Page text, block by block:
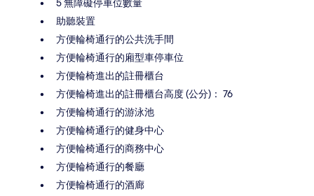
5 無障礙停車位數量
助聽裝置
方便輪椅通行的公共洗手間
方便輪椅通行的廂型車停車位
方便輪椅進出的註冊櫃台
方便輪椅進出的註冊櫃台高度 (公分)： 76
方便輪椅通行的游泳池
方便輪椅通行的健身中心
方便輪椅通行的商務中心
方便輪椅通行的餐廳
方便輪椅通行的酒廊